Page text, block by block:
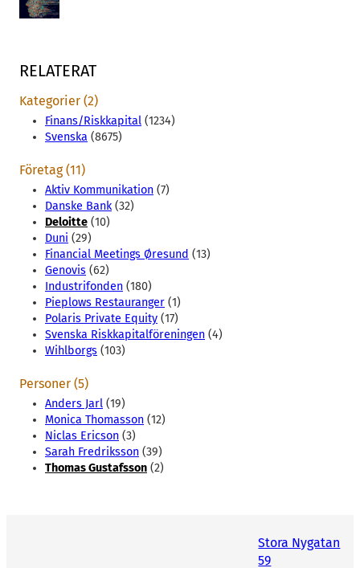
RELATERAT
Kategorier (2)
Finans/Riskkapital (1234)
Svenska (8675)
Företag (11)
Aktiv Kommunikation (7)
Danske Bank(32)
Deloitte (10)
Duni (29)
Financial Meetings Øresund (13)
Genovis (62)
Industrifonden (180)
Pieplows Restauranger (1)
Polaris Private Equity (17)
Svenska Riskkapitalföreningen (4)
Wihlborgs (103)
Personer (5)
Anders Jarl (19)
Monica Thomasson (12)
Niclas Ericson (3)
Sarah Fredriksson (39)
Thomas Gustafsson (2)
Stora Nygatan
59